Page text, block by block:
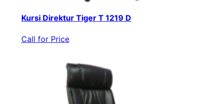
Kursi Direktur Tiger T 1219 D
Call for Price